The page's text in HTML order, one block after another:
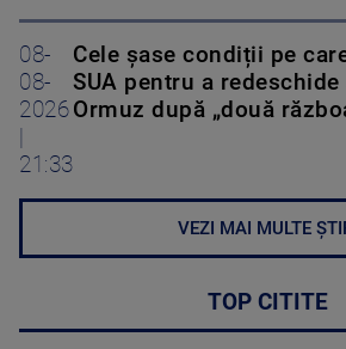
08-
08-
2026
|
21:33
Cele șase condiții pe
SUA pentru a
Ormuz după „două
VEZI MAI MULTE
TOP CITITE